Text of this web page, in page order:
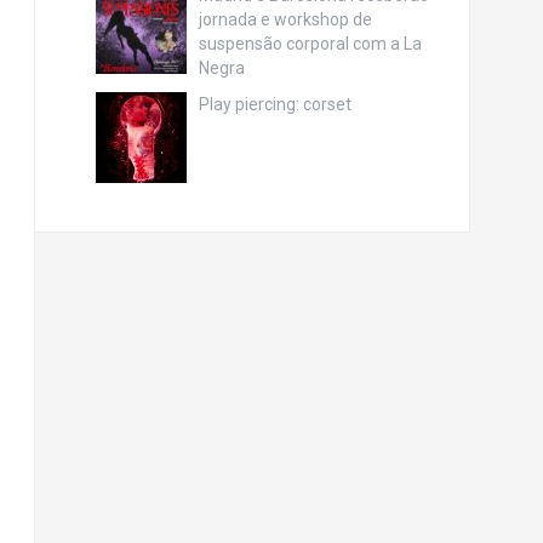
jornada e workshop de
suspensão corporal com a La
Negra
Play piercing: corset